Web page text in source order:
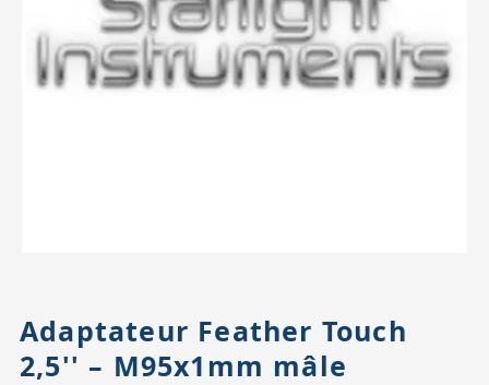
Accessoires pour montures
Têtes
Pièces détachées
Adaptateur Feather Touch
2,5'' – M95x1mm mâle